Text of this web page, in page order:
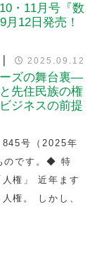
・11月号『数
12日発売！
2025.09.12
ーズの舞台裏—
先住民族の権
ジネスの前提
号（2025年
のです。◆ 特
権」 近年ます
権。 しかし、